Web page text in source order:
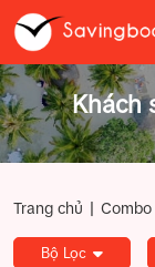
Khách
Trang chủ | Combo
Bộ Lọc